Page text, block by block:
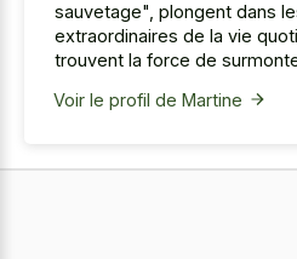
sauvetage", plongent dans
extraordinaires de la vie
trouvent la force de
Voir le profil de Martine